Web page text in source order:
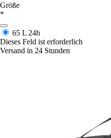
Größe
*
65 L 24h
Dieses Feld ist erforderlich
Versand in 24 Stunden